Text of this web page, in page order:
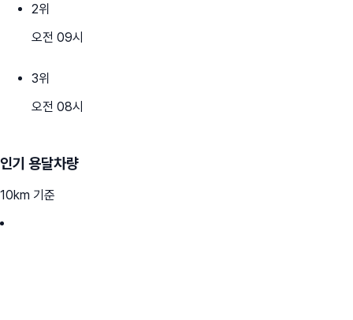
2위
오전 09시
3위
오전 08시
인기 용달차량
10km 기준